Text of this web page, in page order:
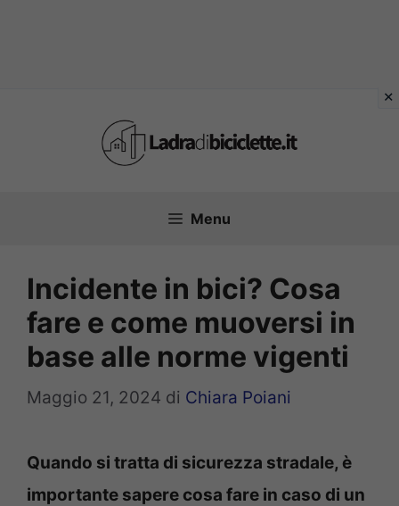
Menu
Incidente in bici? Cosa
fare e come muoversi in
base alle norme vigenti
Maggio 21, 2024 di Chiara Poiani
Quando si tratta di sicurezza stradale, è
importante sapere cosa fare in caso di un